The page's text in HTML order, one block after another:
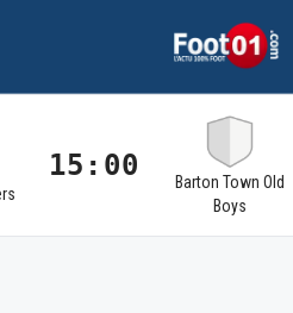
15:00
Barton Town Old
Boys